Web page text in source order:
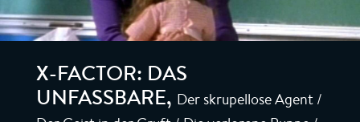
X-FACTOR: DAS
UNFASSBARE, Der skrupellose Agent /